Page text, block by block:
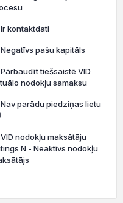
Ir kontaktdati
Negatīvs pašu kapitāls
tiešsaistē VID
nodokļu samaksu
Nav parādu piedziņas lietu
VID nodokļu maksātāju
N - Neaktīvs nodokļu